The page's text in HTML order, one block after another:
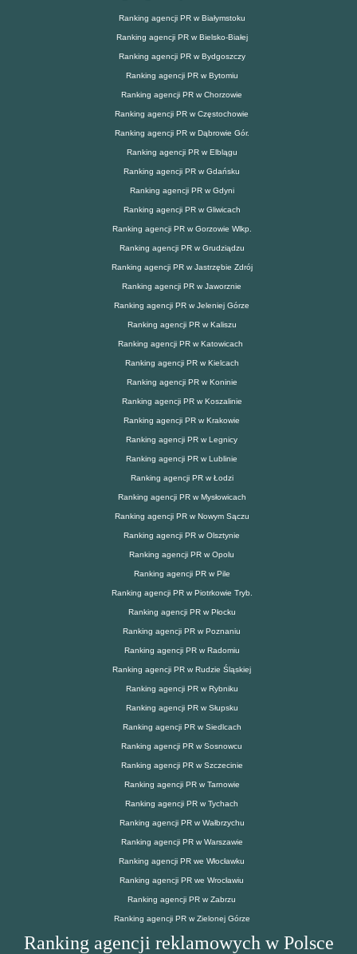
Ranking agencji PR w Białymstoku
Ranking agencji PR w Bielsko-Białej
Ranking agencji PR w Bydgoszczy
Ranking agencji PR w Bytomiu
Ranking agencji PR w Chorzowie
Ranking agencji PR w Częstochowie
Ranking agencji PR w Dąbrowie Gór.
Ranking agencji PR w Elblągu
Ranking agencji PR w Gdańsku
Ranking agencji PR w Gdyni
Ranking agencji PR w Gliwicach
Ranking agencji PR w Gorzowie Wlkp.
Ranking agencji PR w Grudziądzu
Ranking agencji PR w Jastrzębie Zdrój
Ranking agencji PR w Jaworznie
Ranking agencji PR w Jeleniej Górze
Ranking agencji PR w Kaliszu
Ranking agencji PR w Katowicach
Ranking agencji PR w Kielcach
Ranking agencji PR w Koninie
Ranking agencji PR w Koszalinie
Ranking agencji PR w Krakowie
Ranking agencji PR w Legnicy
Ranking agencji PR w Lublinie
Ranking agencji PR w Łodzi
Ranking agencji PR w Mysłowicach
Ranking agencji PR w Nowym Sączu
Ranking agencji PR w Olsztynie
Ranking agencji PR w Opolu
Ranking agencji PR w Pile
Ranking agencji PR w Piotrkowie Tryb.
Ranking agencji PR w Płocku
Ranking agencji PR w Poznaniu
Ranking agencji PR w Radomiu
Ranking agencji PR w Rudzie Śląskiej
Ranking agencji PR w Rybniku
Ranking agencji PR w Słupsku
Ranking agencji PR w Siedlcach
Ranking agencji PR w Sosnowcu
Ranking agencji PR w Szczecinie
Ranking agencji PR w Tarnowie
Ranking agencji PR w Tychach
Ranking agencji PR w Wałbrzychu
Ranking agencji PR w Warszawie
Ranking agencji PR we Włocławku
Ranking agencji PR we Wrocławiu
Ranking agencji PR w Zabrzu
Ranking agencji PR w Zielonej Górze
Ranking agencji reklamowych w Polsce